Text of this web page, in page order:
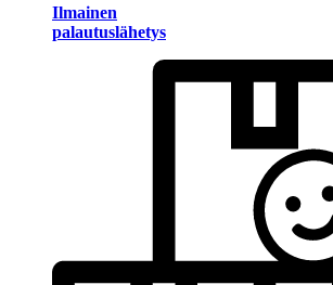
Ilmainen
palautuslähetys